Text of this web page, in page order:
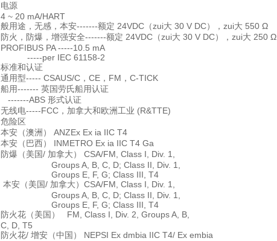
电源
4 ~ 20 mA/HART
般用途，无感，本安-------额定 24VDC（zui大 30 V DC），zui大 550 Ω
防火，防爆，增强安全-------额定 24VDC（zui大 30 V DC），zui大 250 Ω
PROFIBUS PA -----10.5 mA
-----per IEC 61158-2
标准和认证
通用型----- CSAUS/C，CE，FM，C-TICK
船用------- 英国劳氏船用认证
-------ABS 形式认证
无线电-----FCC，加拿大和欧洲工业 (R&TTE)
危险区
本安（澳洲） ANZEx Ex ia IIC T4
本安（巴西） INMETRO Ex ia IIC T4 Ga
防爆（美国/ 加拿大） CSA/FM, Class I, Div. 1,
Groups A, B, C, D; Class II, Div. 1,
Groups E, F, G; Class III, T4
本安（美国/ 加拿大）CSA/FM, Class I, Div. 1,
Groups A, B, C, D; Class II, Div. 1,
Groups E, F, G; Class III, T4
防火花（美国） FM, Class I, Div. 2, Groups A, B,
C, D, T5
防火花/ 增安（中国） NEPSI Ex dmbia IIC T4/ Ex embia